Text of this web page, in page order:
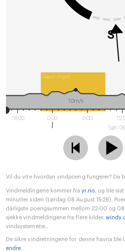
S
Next night
18:00 0:00 6:00
Søn
10m/s
Vil du vite hvordan vindpoeng fungerer? Da
Vindmeldingene kommer frayr.no, og ble
minutter siden (Lørdag 08 August 15:28).
dårligste poengsummen mellom 22:00 og
sjekke vindmeldingene fra flere kilder.
vindsystemene..
De sikre vindretningene for denne havna ble
endre.